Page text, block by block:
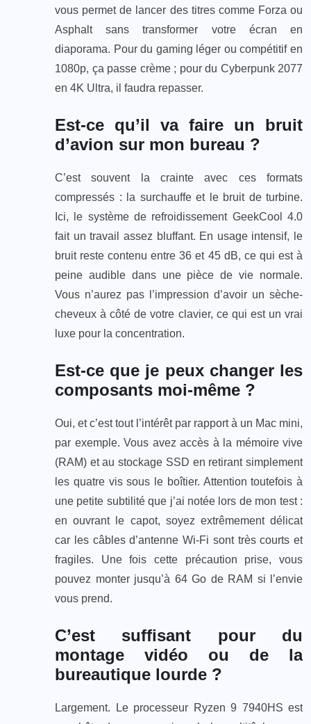
vous permet de lancer des titres comme Forza ou
Asphalt sans transformer votre écran en
diaporama. Pour du gaming léger ou compétitif en
1080p, ça passe crème ; pour du Cyberpunk 2077
en 4K Ultra, il faudra repasser.
Est-ce qu’il va faire un bruit
d’avion sur mon bureau ?
C’est souvent la crainte avec ces formats
compressés : la surchauffe et le bruit de turbine.
Ici, le système de refroidissement GeekCool 4.0
fait un travail assez bluffant. En usage intensif, le
bruit reste contenu entre 36 et 45 dB, ce qui est à
peine audible dans une pièce de vie normale.
Vous n’aurez pas l’impression d’avoir un sèche-
cheveux à côté de votre clavier, ce qui est un vrai
luxe pour la concentration.
Est-ce que je peux changer les
composants moi-même ?
Oui, et c’est tout l’intérêt par rapport à un Mac mini,
par exemple. Vous avez accès à la mémoire vive
(RAM) et au stockage SSD en retirant simplement
les quatre vis sous le boîtier. Attention toutefois à
une petite subtilité que j’ai notée lors de mon test :
en ouvrant le capot, soyez extrêmement délicat
car les câbles d’antenne Wi-Fi sont très courts et
fragiles. Une fois cette précaution prise, vous
pouvez monter jusqu’à 64 Go de RAM si l’envie
vous prend.
C’est suffisant pour du
montage vidéo ou de la
bureautique lourde ?
Largement. Le processeur Ryzen 9 7940HS est